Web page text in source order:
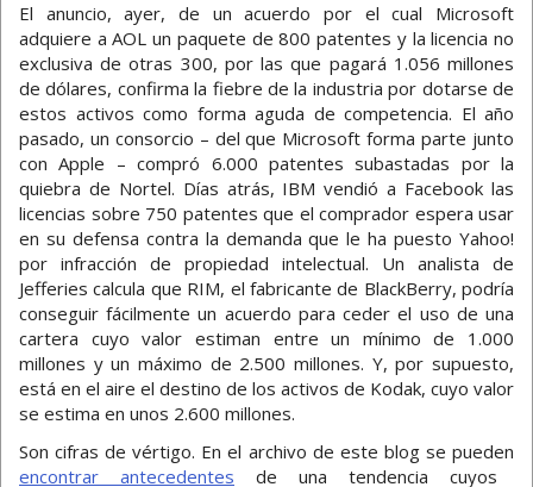
El anuncio, ayer, de un acuerdo por el cual Microsoft
adquiere a AOL un paquete de 800 patentes y la licencia no
exclusiva de otras 300, por las que pagará 1.056 millones
de dólares, confirma la fiebre de la industria por dotarse de
estos activos como forma aguda de competencia. El año
pasado, un consorcio – del que Microsoft forma parte junto
con Apple – compró 6.000 patentes subastadas por la
quiebra de Nortel. Días atrás, IBM vendió a Facebook las
licencias sobre 750 patentes que el comprador espera usar
en su defensa contra la demanda que le ha puesto Yahoo!
por infracción de propiedad intelectual. Un analista de
Jefferies calcula que RIM, el fabricante de BlackBerry, podría
conseguir fácilmente un acuerdo para ceder el uso de una
cartera cuyo valor estiman entre un mínimo de 1.000
millones y un máximo de 2.500 millones. Y, por supuesto,
está en el aire el destino de los activos de Kodak, cuyo valor
se estima en unos 2.600 millones.
Son cifras de vértigo. En el archivo de este blog se pueden
encontrar antecedentes de una tendencia cuyos